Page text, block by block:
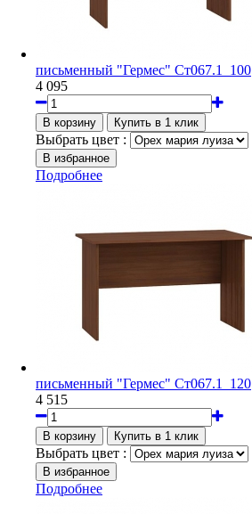
письменный "Гермес" Ст067.1_100
4 095
Выбрать цвет :
Подробнее
письменный "Гермес" Ст067.1_120
4 515
Выбрать цвет :
Подробнее